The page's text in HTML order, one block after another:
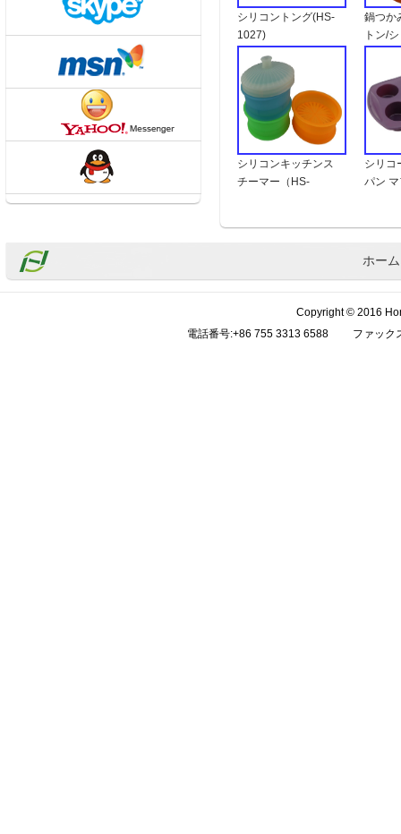
シリコントング(HS-
1027)
鍋つか
トン/
シリコンキッチンス
チーマー（HS-
シリコ
パン
ホーム
Copyright © 2016
電話番号:+86 755 3313 6588 ファック